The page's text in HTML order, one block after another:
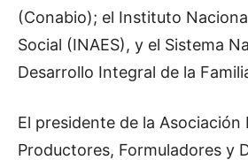
(Conabio); el Instituto
Social (INAES), y el Sistema
Desarrollo Integral de la
El presidente de la Asociación
Productores, Formuladores y